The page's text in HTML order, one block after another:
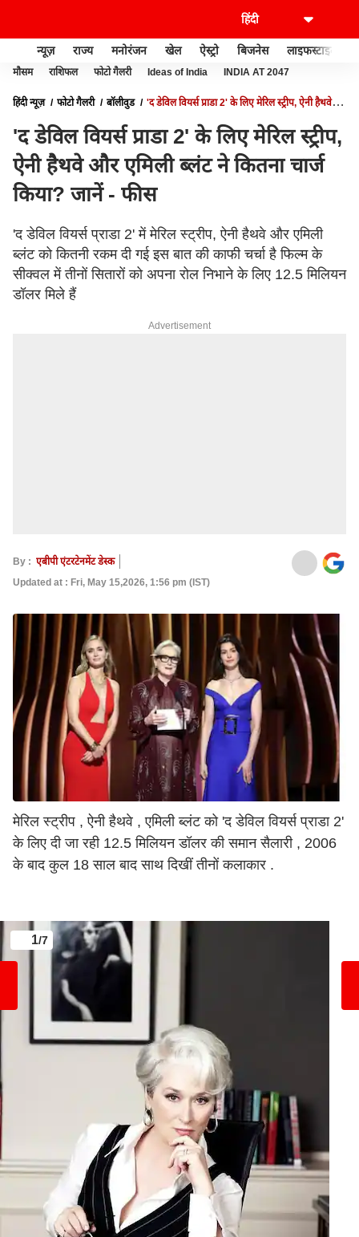
न्यूज़ राज्य मनोरंजन खेल ऐस्ट्रो बिजनेस लाइफस्टाइल
मौसम राशिफल फोटो गैलरी Ideas of India INDIA AT 2047
हिंदी न्यूज़ फोटो गैलरी बॉलीवुड
'द डेविल वियर्स प्राडा 2' के लिए मेरिल स्ट्रीप, ऐनी हैथवे
'द डेविल वियर्स प्राडा 2' के लिए मेरिल स्ट्रीप,
ऐनी हैथवे और एमिली ब्लंट ने कितना चार्ज
किया? जानें - फीस
'द डेविल वियर्स प्राडा 2' में मेरिल स्ट्रीप, ऐनी हैथवे और एमिली
ब्लंट को कितनी रकम दी गई इस बात की काफी चर्चा है फिल्म के
सीक्वल में तीनों सितारों को अपना रोल निभाने के लिए 12.5 मिलियन
डॉलर मिले हैं
Advertisement
By : एबीपी एंटरटेनमेंट डेस्क
Updated at : Fri, May 15,2026, 1:56 pm (IST)
मेरिल स्ट्रीप , ऐनी हैथवे , एमिली ब्लंट को 'द डेविल वियर्स प्राडा 2'
के लिए दी जा रही 12.5 मिलियन डॉलर की समान सैलारी , 2006
के बाद कुल 18 साल बाद साथ दिखीं तीनों कलाकार .
1/7